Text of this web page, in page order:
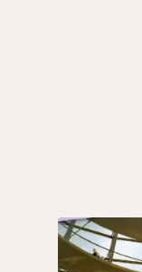
Bild